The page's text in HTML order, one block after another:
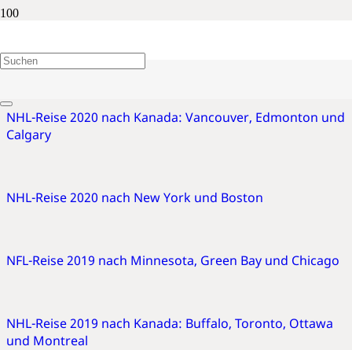
Gruppenreise
NHL-Reise 2020 nach Kanada: Vancouver, Edmonton und
Calgary
NHL-Reise 2020 nach New York und Boston
NFL-Reise 2019 nach Minnesota, Green Bay und Chicago
NHL-Reise 2019 nach Kanada: Buffalo, Toronto, Ottawa
und Montreal